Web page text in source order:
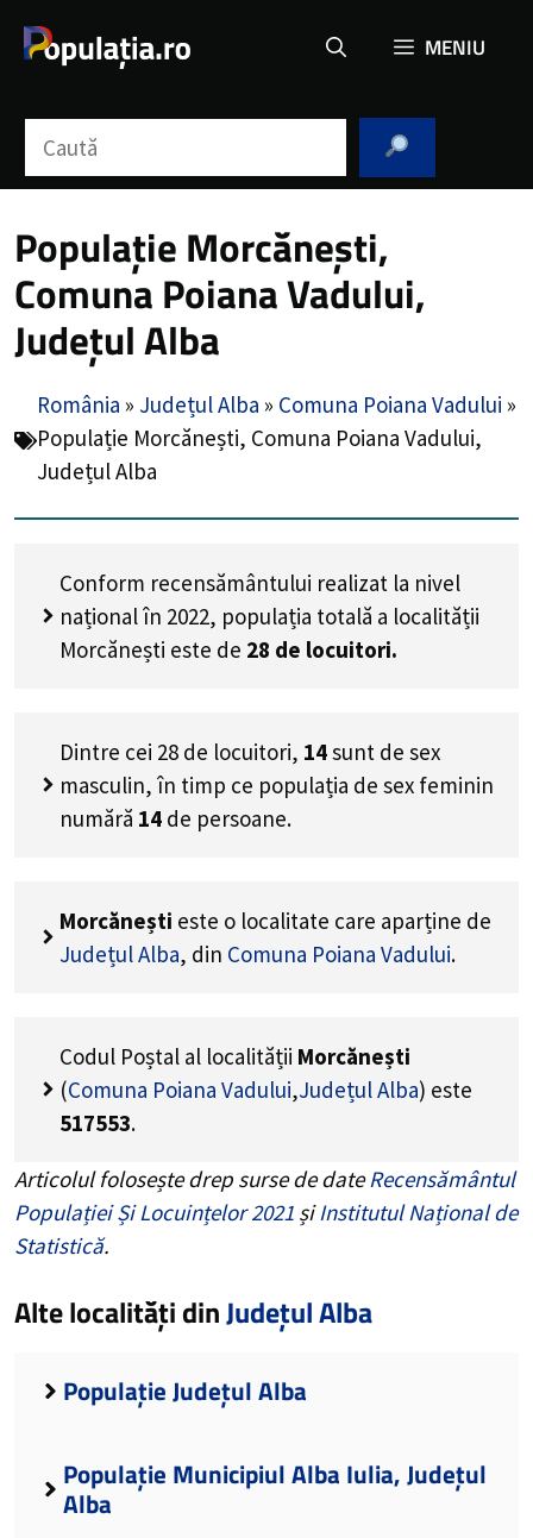
MENIU
Populație Morcănești,
Comuna Poiana Vadului,
Județul Alba
România » Județul Alba » Comuna Poiana Vadului »
Populație Morcănești, Comuna Poiana Vadului,
Județul Alba
Conform recensământului realizat la nivel
național în 2022, populația totală a localității
Morcănești este de 28 de locuitori.
Dintre cei 28 de locuitori, 14sunt de sex
masculin, în timp ce populația de sex feminin
numără 14 de persoane.
Morcănești este o localitate care aparține de
Județul Alba, din Comuna Poiana Vadului.
Codul Poștal al localității Morcănești
(Comuna Poiana Vadului,Județul Alba) este
517553.
Articolul folosește drep surse de dateRecensământul
Populației Și Locuințelor 2021 șiInstitutul Național de
Statistică.
Alte localități dinJudețul Alba
Populație Județul Alba
Populație Municipiul Alba Iulia, Județul
Alba